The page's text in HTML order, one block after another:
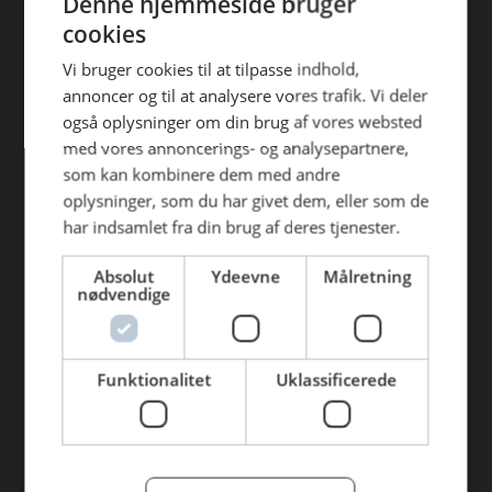
Find din afdeling
AB Catering Aalborg
AB Catering Århus
AB Catering Holstebro
AB Catering Ribe
AB Catering København
Genveje
BLUS 16. udgave
efterfølgende anvendelse heraf.
cookies
Vi bruger cookies til at tilpasse indhold,
annoncer og til at analysere vores trafik. Vi deler
også oplysninger om din brug af vores websted
med vores annoncerings- og analysepartnere,
som kan kombinere dem med andre
oplysninger, som du har givet dem, eller som de
har indsamlet fra din brug af deres tjenester.
Absolut
nødvendige
Ydeevne Målretning
Funktionalitet Uklassificerede